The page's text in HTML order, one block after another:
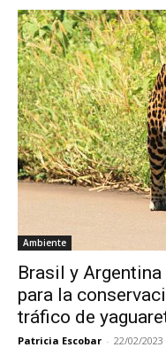
Ambiente
Brasil y
para la
tráfico de
Patricia Escobar - 22/02/2023